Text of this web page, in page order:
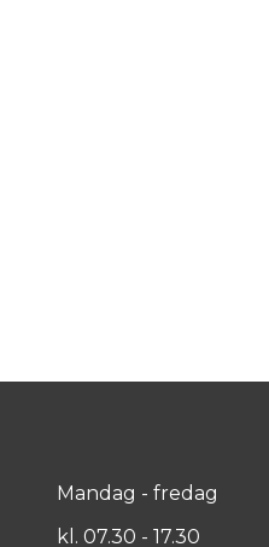
Mandag - fredag
kl. 07.30 - 17.30